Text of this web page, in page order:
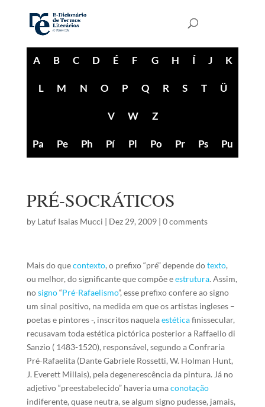
A B C D É F G H Í J K
L M N O P Q R S T Ü
V W Z
Pa Pe Ph Pí Pl Po Pr Ps Pu
PRÉ-SOCRÁTICOS
by Latuf Isaias Mucci | Dez 29, 2009| 0 comments
Mais do quecontexto, o prefixo “pré” depende dotexto,
ou melhor, do significante que compõe eestrutura. Assim,
nosigno“Pré-Rafaelismo”, esse prefixo confere ao signo
um sinal positivo, na medida em que os artistas ingleses –
poetas e pintores -, inscritos naquelaestéticafinissecular,
recusavam toda estética pictórica posterior a Raffaello di
Sanzio ( 1483-1520), responsável, segundo a Confraria
Pré-Rafaelita (Dante Gabriele Rossetti, W. Holman Hunt,
J. Everett Millais), pela degenerescência da pintura. Já no
adjetivo “preestabelecido” haveria umaconotação
indiferente, quase neutra, se algum signo pudesse, jamais,